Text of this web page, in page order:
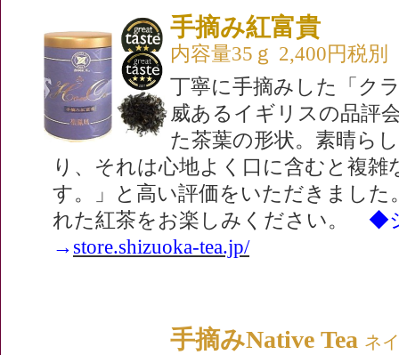
手摘み紅富貴
内容量35ｇ 2,400円税別
丁寧に手摘みした「ク
威あるイギリスの品評
た茶葉の形状。素晴ら
り、それは心地よく口に含むと複雑
す。」と高い評価をいただきました
れた紅茶をお楽しみください。
◆
→ store.shizuoka-tea.jp/
手摘みNative Tea ネ